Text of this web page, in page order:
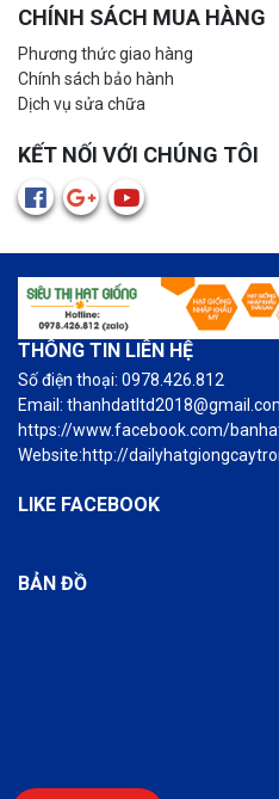
CHÍNH SÁCH MUA HÀNG
Phương thức giao hàng
Chính sách bảo hành
Dịch vụ sửa chữa
KẾT NỐI VỚI CHÚNG TÔI
THÔNG TIN LIÊN HỆ
Số điện thoại: 0978.426.812
Email:
https://www.facebook.com/
Website:http://
LIKE FACEBOOK
BẢN ĐỒ